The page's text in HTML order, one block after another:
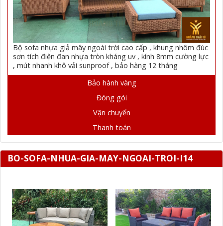
Bộ sofa nhựa giả mây ngoài trời cao cấp , khung nhôm đúc
sơn tích điện đan nhựa tròn kháng uv , kính 8mm cường lực
, mút nhanh khô vải sunproof , bảo hàng 12 tháng
Bảo hành vàng
Đóng gói
Vận chuyển
Thanh toán
BO-SOFA-NHUA-GIA-MAY-NGOAI-TROI-I14